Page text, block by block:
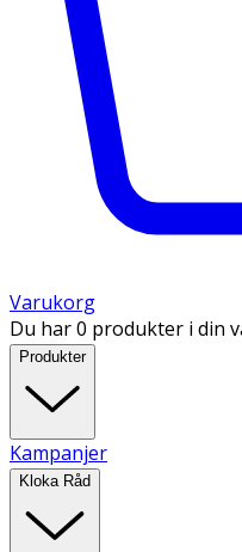
Varukorg
Du har 0 produkter i din
Produkter
Kampanjer
Kloka Råd